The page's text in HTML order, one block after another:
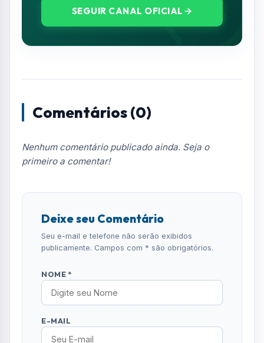
SEGUIR CANAL OFICIAL
Comentários (0)
Nenhum comentário publicado ainda. Seja o
primeiro a comentar!
Deixe seu Comentário
Seu e-mail e telefone não serão exibidos
publicamente. Campos com * são obrigatórios.
NOME *
E-MAIL